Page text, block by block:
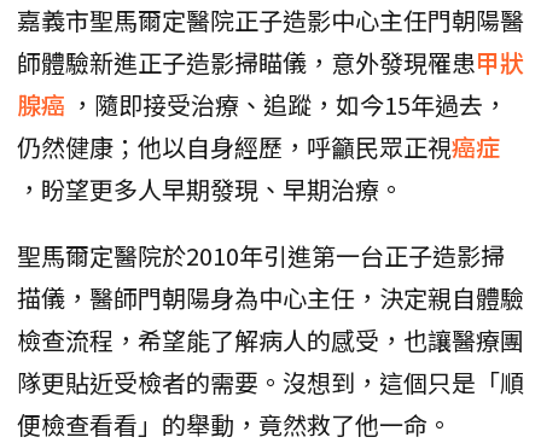
嘉義市聖馬爾定醫院正子造影中心主任門朝陽醫
師體驗新進正子造影掃瞄儀，意外發現罹患甲狀
腺癌 ，隨即接受治療、追蹤，如今15年過去，
仍然健康；他以自身經歷，呼籲民眾正視癌症
，盼望更多人早期發現、早期治療。
聖馬爾定醫院於2010年引進第一台正子造影掃
描儀，醫師門朝陽身為中心主任，決定親自體驗
檢查流程，希望能了解病人的感受，也讓醫療團
隊更貼近受檢者的需要。沒想到，這個只是「順
便檢查看看」的舉動，竟然救了他一命。